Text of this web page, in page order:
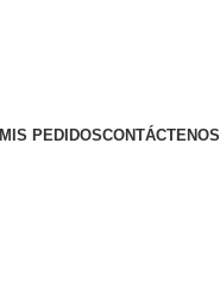
MIS PEDIDOSCONTÁCTENOS